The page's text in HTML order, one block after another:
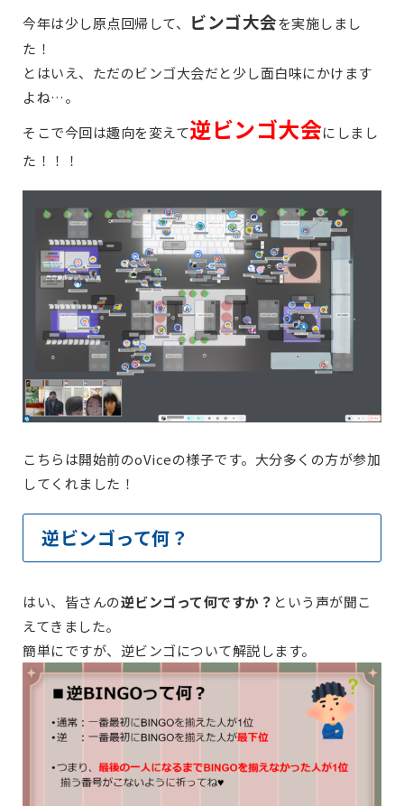
今年は少し原点回帰して、 ビンゴ大会を実施しまし
た！
とはいえ、ただのビンゴ大会だと少し面白味にかけます
よね…。
そこで今回は趣向を変えて逆ビンゴ大会にしまし
た！！！
こちらは開始前のoViceの様子です。大分多くの方が参加
してくれました！
逆ビンゴって何？
はい、皆さんの逆ビンゴって何ですか？ という声が聞こ
えてきました。
簡単にですが、逆ビンゴについて解説します。